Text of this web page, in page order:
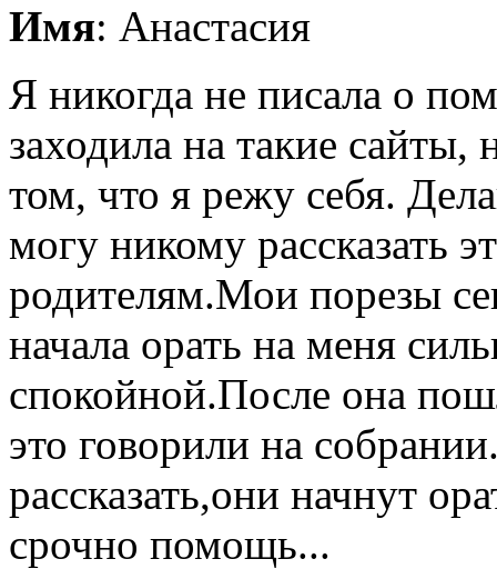
Имя: Анастасия
Я никогда не писала о
заходила на такие
том, что я режу себя.
могу никому рассказать
родителям.Мои порезы
начала орать на меня
спокойной.После она
это говорили на
рассказать,они начнут
срочно помощь...